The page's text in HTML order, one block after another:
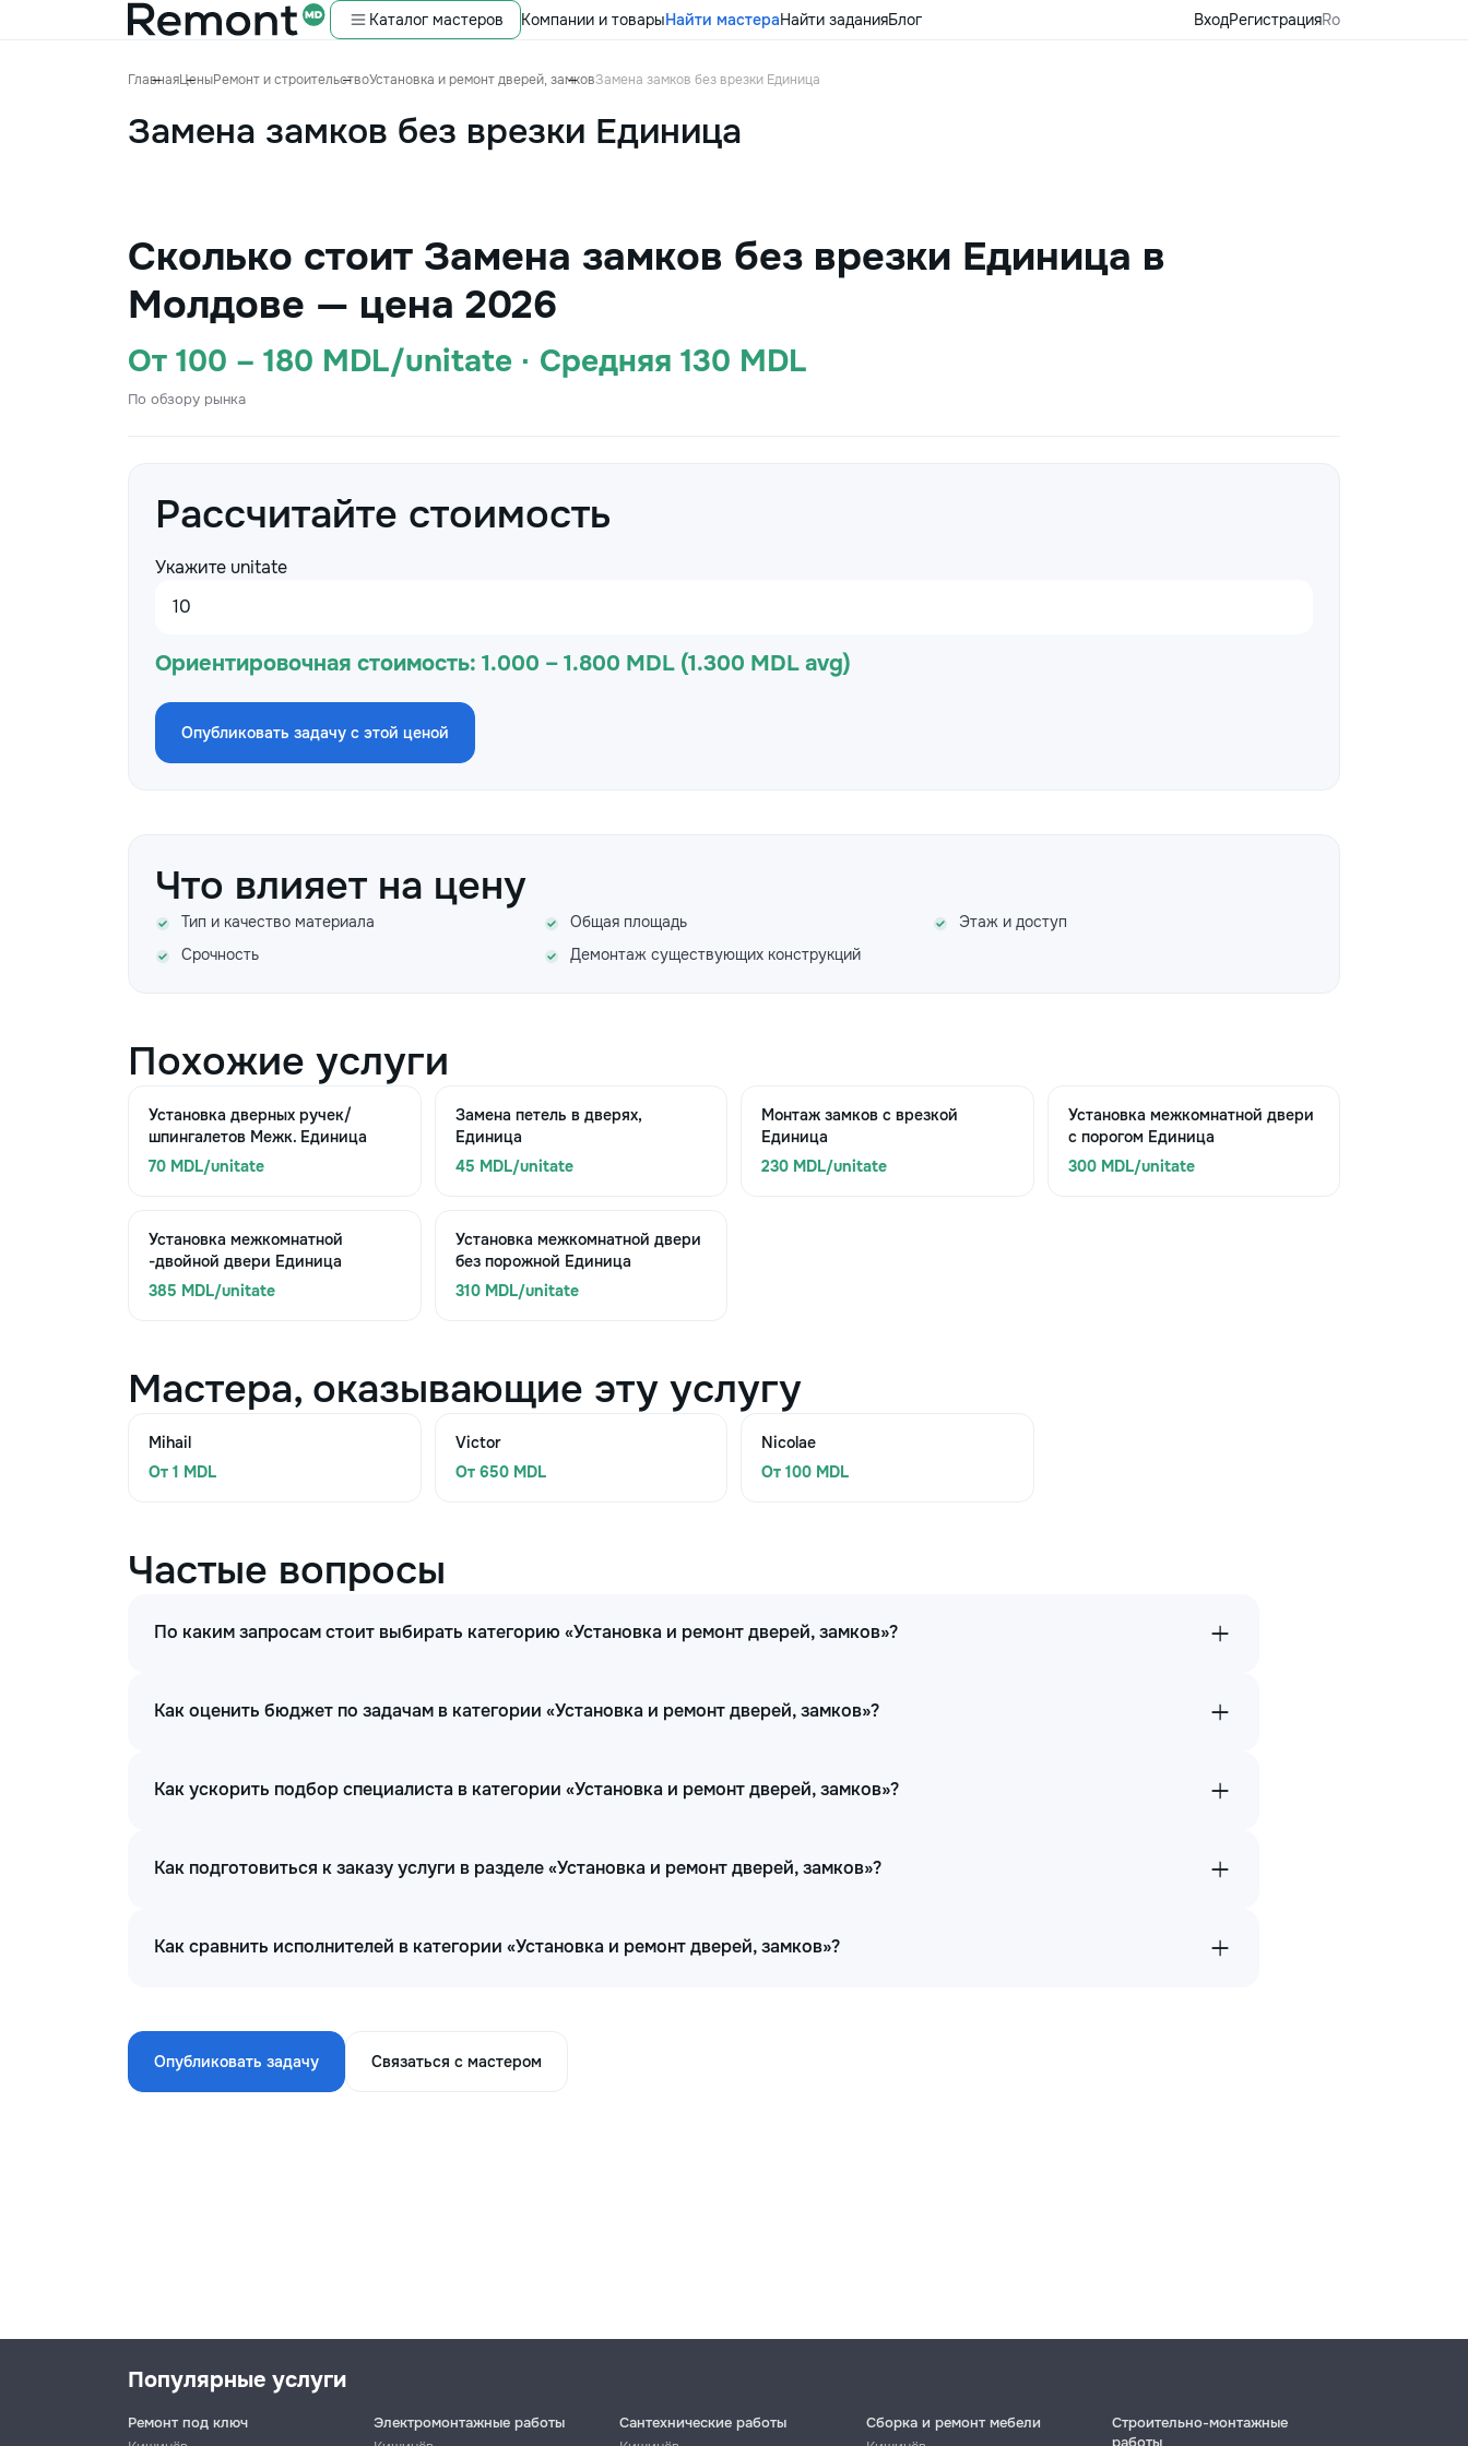
Каталог мастеров Компании и товарыНайти мастераНайти заданияБлог ВходРегистрацияRo
ГлавнаяЦеныРемонт и строительствоУстановка и ремонт дверей, замковЗамена замков без врезки Единица
Замена замков без врезки Единица
Сколько стоит Замена замков без врезки Единица в
Молдове — цена 2026
От 100 – 180 MDL/unitate · Средняя 130 MDL
По обзору рынка
Рассчитайте стоимость
Укажите unitate
Ориентировочная стоимость: 1.000 – 1.800 MDL (1.300 MDL avg)
Опубликовать задачу с этой ценой
Что влияет на цену
Тип и качество материала Общая площадь
Этаж и доступ
Срочность
Демонтаж существующих конструкций
Похожие услуги
Установка дверных ручек/
шпингалетов Межк. Единица
70 MDL/unitate
Замена петель в дверях,
Единица
45 MDL/unitate
Монтаж замков с врезкой
Единица
230 MDL/unitate
Установка межкомнатной двери
с порогом Единица
300 MDL/unitate
Установка межкомнатной
-двойной двери Единица
385 MDL/unitate
Установка межкомнатной двери
без порожной Единица
310 MDL/unitate
Мастера, оказывающие эту услугу
Mihail
От 1 MDL
Victor
От 650 MDL
Nicolae
От 100 MDL
Частые вопросы
По каким запросам стоит выбирать категорию «Установка и ремонт дверей, замков»?
Как оценить бюджет по задачам в категории «Установка и ремонт дверей, замков»?
Как ускорить подбор специалиста в категории «Установка и ремонт дверей, замков»?
Как подготовиться к заказу услуги в разделе «Установка и ремонт дверей, замков»?
Как сравнить исполнителей в категории «Установка и ремонт дверей, замков»?
Опубликовать задачу Связаться с мастером
Популярные услуги
Ремонт под ключ
Электромонтажные работы
Сантехнические работы
Сборка и ремонт мебели
Строительно-монтажные
работы